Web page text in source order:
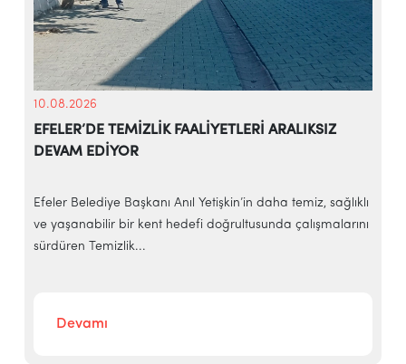
10.08.2026
EFELER’DE TEMİZLİK FAALİYETLERİ ARALIKSIZ
DEVAM EDİYOR
Efeler Belediye Başkanı Anıl Yetişkin’in daha temiz, sağlıklı
ve yaşanabilir bir kent hedefi doğrultusunda çalışmalarını
sürdüren Temizlik...
Devamı